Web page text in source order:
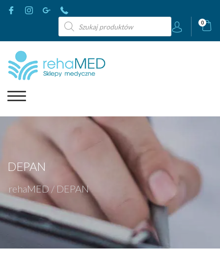
Wyszukiwarka
produktów
0
DEPAN
rehaMED / DEPAN